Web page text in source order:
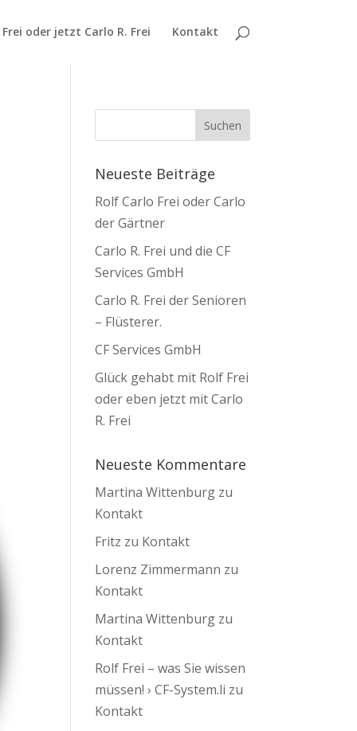
oder jetzt Carlo R. Frei Kontakt
Neueste Beiträge
Rolf Carlo Frei oder Carlo
der Gärtner
Carlo R. Frei und die CF
Services GmbH
Carlo R. Frei der Senioren
– Flüsterer.
CF Services GmbH
Glück gehabt mit Rolf Frei
oder eben jetzt mit Carlo
R. Frei
Neueste Kommentare
Martina Wittenburg zu
Kontakt
Fritz zu Kontakt
Lorenz Zimmermann zu
Kontakt
Martina Wittenburg zu
Kontakt
Rolf Frei – was Sie wissen
müssen! › CF-System.li zu
Kontakt